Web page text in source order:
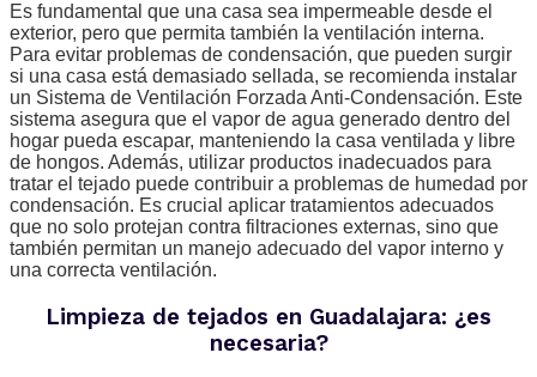
Es fundamental que una casa sea impermeable desde el
exterior, pero que permita también la ventilación interna.
Para evitar problemas de condensación, que pueden surgir
si una casa está demasiado sellada, se recomienda instalar
un Sistema de Ventilación Forzada Anti-Condensación. Este
sistema asegura que el vapor de agua generado dentro del
hogar pueda escapar, manteniendo la casa ventilada y libre
de hongos. Además, utilizar productos inadecuados para
tratar el tejado puede contribuir a problemas de humedad por
condensación. Es crucial aplicar tratamientos adecuados
que no solo protejan contra filtraciones externas, sino que
también permitan un manejo adecuado del vapor interno y
una correcta ventilación.
Limpieza de tejados en Guadalajara: ¿es
necesaria?